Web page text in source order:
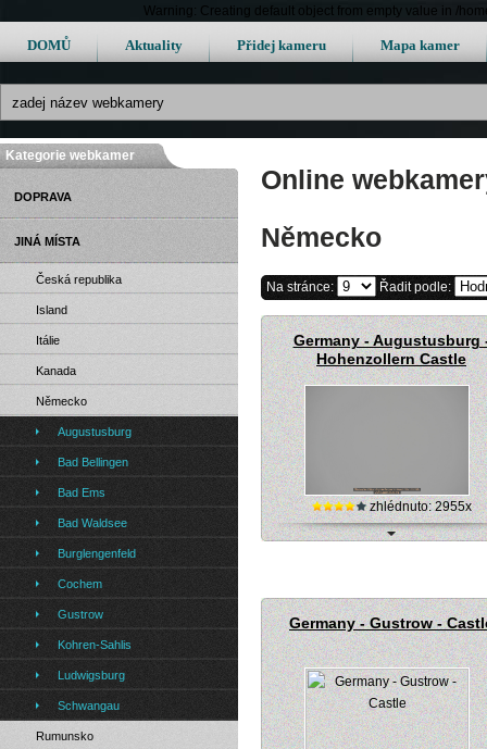
Warning: Creating default object from empty value in /
DOMŮ Aktuality Přidej kameru Mapa kamer
Online
Německo
Na stránce: Řadit podle:
Germany - Augustusburg
Hohenzollern Castle
zhlédnuto: 2955x
Germany - Gustrow -
Kategorie webkamer
DOPRAVA
JINÁ MÍSTA
Česká republika
Island
Itálie
Kanada
Německo
Augustusburg
Bad Bellingen
Bad Ems
Bad Waldsee
Burglengenfeld
Cochem
Gustrow
Kohren-Sahlis
Ludwigsburg
Schwangau
Rumunsko